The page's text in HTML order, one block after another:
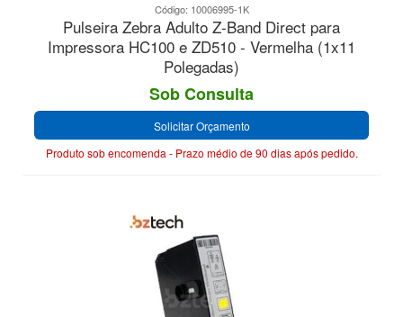
Código: 10006995-1K
Pulseira Zebra Adulto Z-Band Direct para
Impressora HC100 e ZD510 - Vermelha (1x11
Polegadas)
Sob Consulta
Solicitar Orçamento
Produto sob encomenda - Prazo médio de 90 dias após pedido.